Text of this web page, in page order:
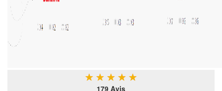
★ ★ ★ ★ ★
179 Avis